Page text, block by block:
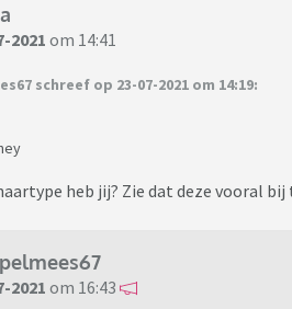
2021 om 14:41
schreef op 23-07-2021 om 14:19:
heb jij? Zie dat deze vooral
2021 om 16:43